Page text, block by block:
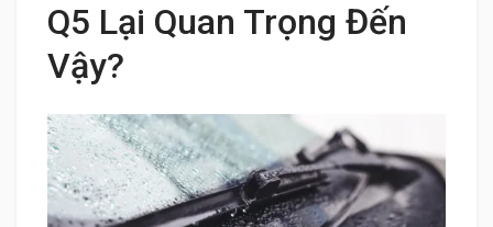
Q5 Lại Quan Trọng Đến
Vậy?